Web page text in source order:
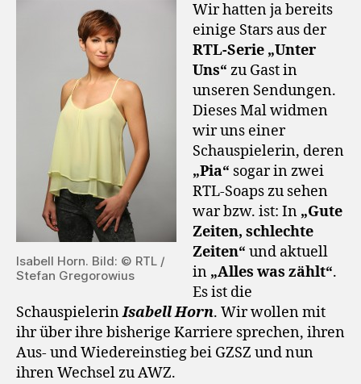
Isabell Horn. Bild: © RTL /
Stefan Gregorowius
Wir hatten ja bereits
einige Stars aus der
RTL-Serie „Unter
Uns“ zu Gast in
unseren Sendungen.
Dieses Mal widmen
wir uns einer
Schauspielerin, deren
„Pia“ sogar in zwei
RTL-Soaps zu sehen
war bzw. ist: In „Gute
Zeiten, schlechte
Zeiten“ und aktuell
in „Alles was zählt“.
Es ist die
SchauspielerinIsabell Horn. Wir wollen mit
ihr über ihre bisherige Karriere sprechen, ihren
Aus- und Wiedereinstieg bei GZSZ und nun
ihren Wechsel zu AWZ.